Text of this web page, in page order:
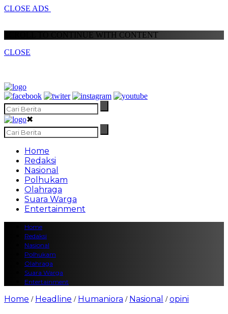
CLOSE ADS
SCROLL TO CONTINUE WITH CONTENT
CLOSE
✖
Home
Redaksi
Nasional
Polhukam
Olahraga
Suara Warga
Entertainment
Home
Redaksi
Nasional
Polhukam
Olahraga
Suara Warga
Entertainment
Home / Headline / Humaniora / Nasional /opini